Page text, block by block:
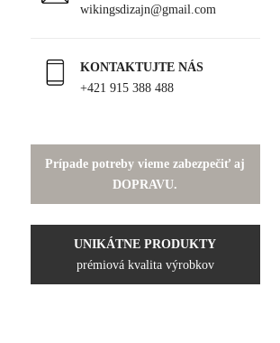
wikingsdizajn@gmail.com
KONTAKTUJTE NÁS
+421 915 388 488
Prípade potreby vieme zabezpečiť aj
DOPRAVU.
UNIKÁTNE PRODUKTY
prémiová kvalita výrobkov